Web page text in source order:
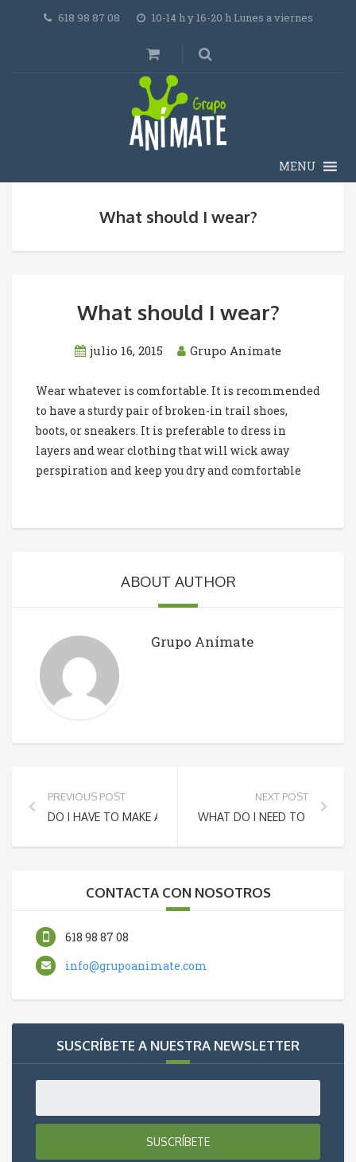
618 98 87 08 10-14 h y 16-20 h Lunes a viernes
MENU
What should I wear?
What should I wear?
julio 16, 2015 Grupo Anímate
Wear whatever is comfortable. It is recommended
to have a sturdy pair of broken-in trail shoes,
boots, or sneakers. It is preferable to dress in
layers and wear clothing that will wick away
perspiration and keep you dry and comfortable
ABOUT AUTHOR
Grupo Anímate
PREVIOUS POST
DO I HAVE TO MAKE A RESERVATION OR CAN I JUST SHOW
NEXT POST
WHAT DO I NEED TO BRING?
CONTACTA CON NOSOTROS
618 98 87 08
info@grupoanimate.com
SUSCRÍBETE A NUESTRA NEWSLETTER
SUSCRÍBETE